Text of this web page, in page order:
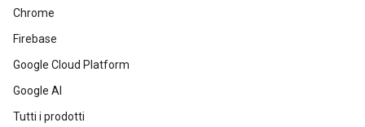
Chrome
Firebase
Google Cloud Platform
Google AI
Tutti i prodotti